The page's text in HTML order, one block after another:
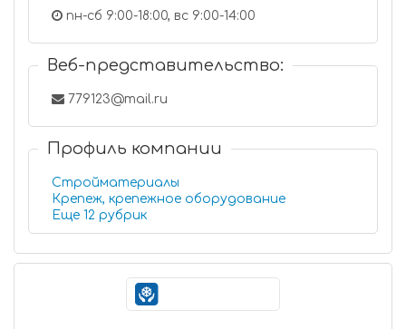
пн-сб 9:00-18:00, вс 9:00-14:00
Веб-представительство:
779123@mail.ru
Профиль компании
Стройматериалы
Крепеж, крепежное оборудование
Еще 12 рубрик